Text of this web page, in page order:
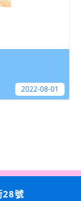
2022-08-01
28號